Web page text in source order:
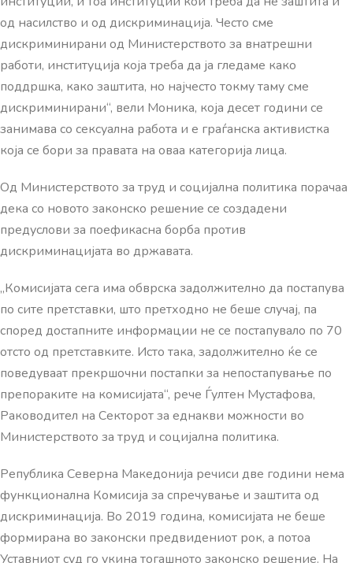
од насилство и од дискриминација. Често сме
дискриминирани од Министерството за внатрешни
работи, институција која треба да ја гледаме како
поддршка, како заштита, но најчесто токму таму сме
дискриминирани“, вели Моника, која десет години се
занимава со сексуална работа и е граѓанска активистка
која се бори за правата на оваа категорија лица.
Од Министерството за труд и социјална политика порачаа
дека со новото законско решение се создадени
предуслови за поефикасна борба против
дискриминацијата во државата.
„Комисијата сега има обврска задолжително да постапува
по сите претставки, што претходно не беше случај, па
според достапните информации не се постапувало по 70
отсто од претставките. Исто така, задолжително ќе се
поведуваат прекршочни постапки за непостапување по
препораките на комисијата“, рече Ѓултен Мустафова,
Раководител на Секторот за еднакви можности во
Министерството за труд и социјална политика.
Република Северна Македонија речиси две години нема
функционална Комисија за спречување и заштита од
дискриминација. Во 2019 година, комисијата не беше
формирана во законски предвидениот рок, а потоа
Уставниот суд го укина тогашното законско решение. На